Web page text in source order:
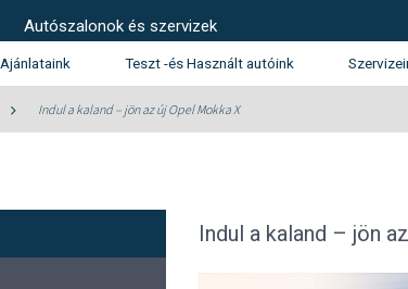
Autószalonok és szervizek
Ajánlataink Teszt -és Használt autóink
Használt autó kínálatunk
Indul a kaland – jön az új Opel Mokka X
Indul a kaland – jön